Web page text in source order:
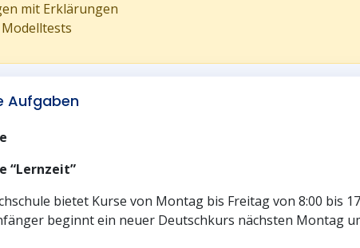
mit Erklärungen
Aufgaben
“Lernzeit”
bietet Kurse von Montag bis Freitag von 8:00 bis
beginnt ein neuer Deutschkurs nächsten Montag